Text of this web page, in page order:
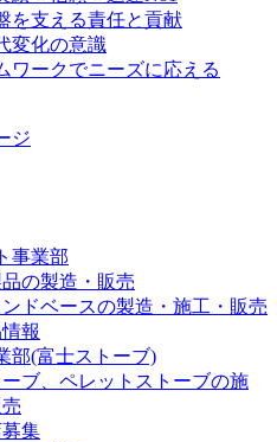
を支える責任と貢献
変化の意識
ワークでニーズに応える
ジ
事業部
の製造・販売
ドベースの製造・施工・販売
報
部(富士ストーブ)
ブ、ペレットストーブの施
集